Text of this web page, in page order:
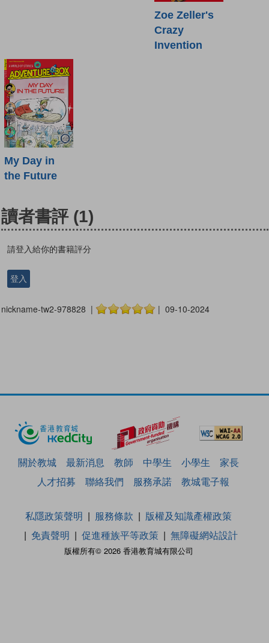
Zoe Zeller's
Crazy
Invention
My Day in
the Future
讀者書評 (1)
請登入給你的書籍評分
登入
nickname-tw2-978828 | | 09-10-2024
關於教城 最新消息 教師 中學生 小學生
家長
人才招募
聯絡我們 服務承諾 教城電子報
版權所有© 2026 香港教育城有限公司
私隱政策聲明 服務條款
版權及知識產權政策
免責聲明
促進種族平等政策 無障礙網站設計